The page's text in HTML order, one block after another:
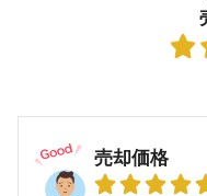
売却価格